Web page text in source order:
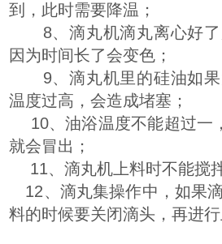
到，此时需要降温；
8、滴丸机滴丸离心好了
因为时间长了会变色；
9、滴丸机里的硅油如果
温度过高，会造成堵塞；
10、油浴温度不能超过一
就会冒出；
11、滴丸机上料时不能搅
12、滴丸集操作中，如果
料的时候要关闭滴头，再进行